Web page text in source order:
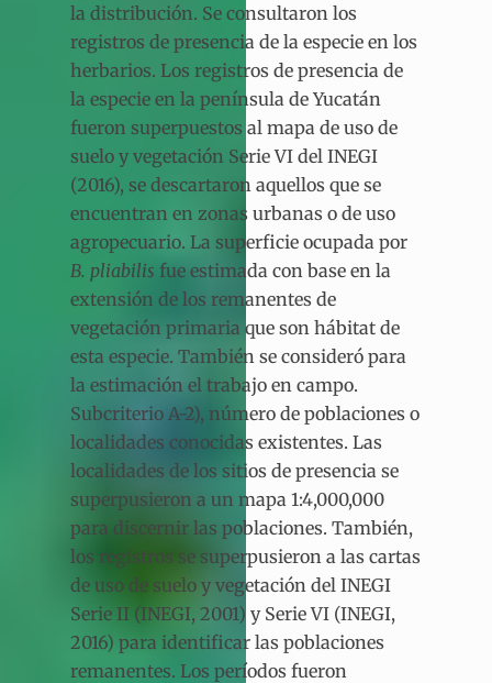
la distribución. Se consultaron los
registros de presencia de la especie en los
herbarios. Los registros de presencia de
la especie en la península de Yucatán
fueron superpuestos al mapa de uso de
suelo y vegetación Serie VI del INEGI
(2016), se descartaron aquellos que se
encuentran en zonas urbanas o de uso
agropecuario. La superficie ocupada por
B. pliabilis fue estimada con base en la
extensión de los remanentes de
vegetación primaria que son hábitat de
esta especie. También se consideró para
la estimación el trabajo en campo.
Subcriterio A-2), número de poblaciones o
localidades conocidas existentes. Las
localidades de los sitios de presencia se
superpusieron a un mapa 1:4,000,000
para discernir las poblaciones. También,
los registros se superpusieron a las cartas
de uso de suelo y vegetación del INEGI
Serie II (INEGI, 2001) y Serie VI (INEGI,
2016) para identificar las poblaciones
remanentes. Los períodos fueron